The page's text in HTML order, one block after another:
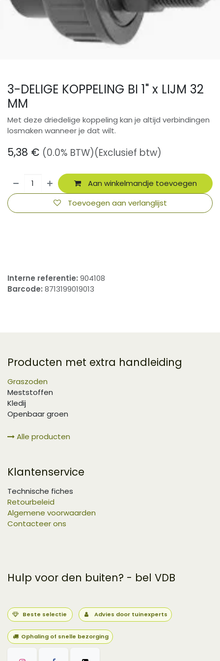
3-DELIGE KOPPELING BI 1" x LIJM 32
MM
Met deze driedelige koppeling kan je altijd verbindingen
losmaken wanneer je dat wilt.
5,38 € (0.0% BTW)(Exclusief btw)
Aan winkelmandje toevoegen
Toevoegen aan verlanglijst
Interne referentie: 904108
Barcode: 8713199019013
Producten met extra handleiding
Graszoden
Meststoffen
Kledij
Openbaar groen
Alle producten
Klantenservice
Technische fiches
Retourbeleid
Algemene voorwaarden
Contacteer ons
Hulp voor den buiten? - bel VDB
Beste selectie Advies door tuinexperts
Ophaling of snelle bezorging